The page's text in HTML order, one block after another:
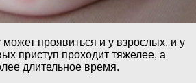
проявиться и у взрослых, и у
приступ проходит тяжелее, а
длительное время.